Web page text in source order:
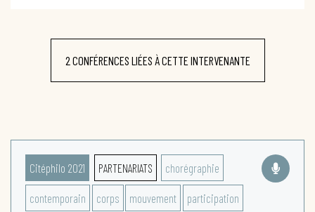
2 CONFÉRENCES LIÉES À CETTE INTERVENANTE
Citéphilo 2021 PARTENARIATS chorégraphie
contemporain corps mouvement participation